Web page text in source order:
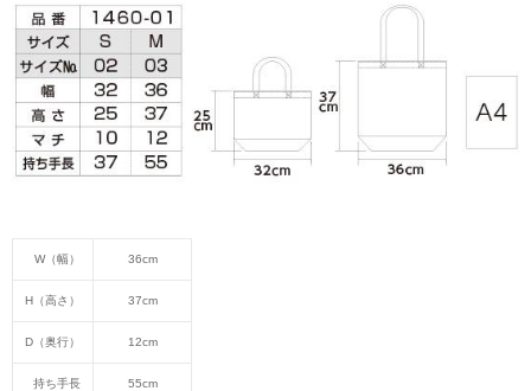
W（幅） 36cm
H（高さ） 37cm
D（奥行） 12cm
持ち手長 55cm